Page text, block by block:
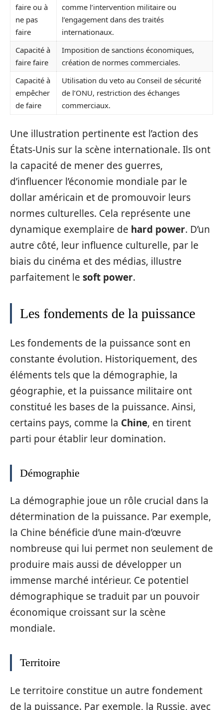
faire ou à
ne pas
faire
comme l’intervention militaire ou
l’engagement dans des traités
internationaux.
Capacité à
faire faire
Imposition de sanctions économiques,
création de normes commerciales.
Capacité à
empêcher
de faire
Utilisation du veto au Conseil de sécurité
de l’ONU, restriction des échanges
commerciaux.
Une illustration pertinente est l’action des
États-Unis sur la scène internationale. Ils ont
la capacité de mener des guerres,
d’influencer l’économie mondiale par le
dollar américain et de promouvoir leurs
normes culturelles. Cela représente une
dynamique exemplaire de hard power. D’un
autre côté, leur influence culturelle, par le
biais du cinéma et des médias, illustre
parfaitement le soft power.
Les fondements de la puissance
Les fondements de la puissance sont en
constante évolution. Historiquement, des
éléments tels que la démographie, la
géographie, et la puissance militaire ont
constitué les bases de la puissance. Ainsi,
certains pays, comme la Chine, en tirent
parti pour établir leur domination.
Démographie
La démographie joue un rôle crucial dans la
détermination de la puissance. Par exemple,
la Chine bénéficie d’une main-d’œuvre
nombreuse qui lui permet non seulement de
produire mais aussi de développer un
immense marché intérieur. Ce potentiel
démographique se traduit par un pouvoir
économique croissant sur la scène
mondiale.
Territoire
Le territoire constitue un autre fondement
de la puissance. Par exemple, la Russie, avec